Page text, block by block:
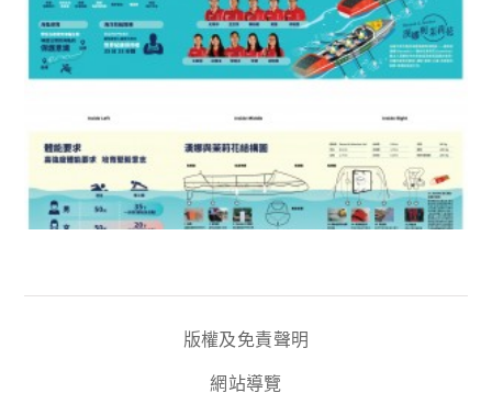
版權及免責聲明
網站導覽